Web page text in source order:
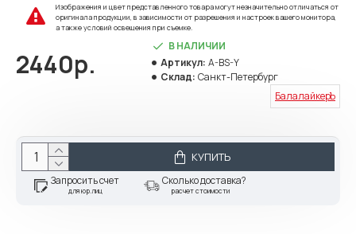
Изображения и цвет представленного товара могут незначительно отличаться от
оригинала продукции, в зависимости от разрешения и настроек вашего монитора,
а также условий освещения при съемке.
2440р.
В НАЛИЧИИ
Артикул: A-BS-Y
Склад: Санкт-Петербург
БалалайкерЪ
КУПИТЬ
Запросить счет
для юр.лиц
Сколько доставка?
расчет стоимости